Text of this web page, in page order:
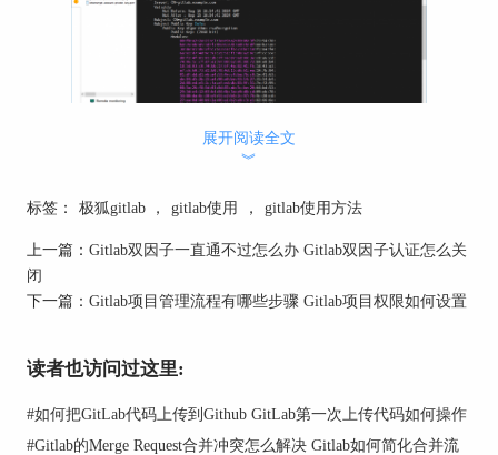
图1：查看证书
中包括Not Before和Not After两个日期字段，这分
示，这个证书的有效期是从2024年8月16日到2024
年9月15日，总共约一个月的时间。
展开阅读全文
︾
标签： 极狐gitlab ， gitlab使用 ， gitlab使用方法
上一篇： Gitlab双因子一直通不过怎么办 Gitlab双因子认证怎么关
闭
下一篇： Gitlab项目管理流程有哪些步骤 Gitlab项目权限如何设置
读者也访问过这里:
#如何把GitLab代码上传到Github GitLab第一次上传代码如何操作
#Gitlab的Merge Request合并冲突怎么解决 Gitlab如何简化合并流